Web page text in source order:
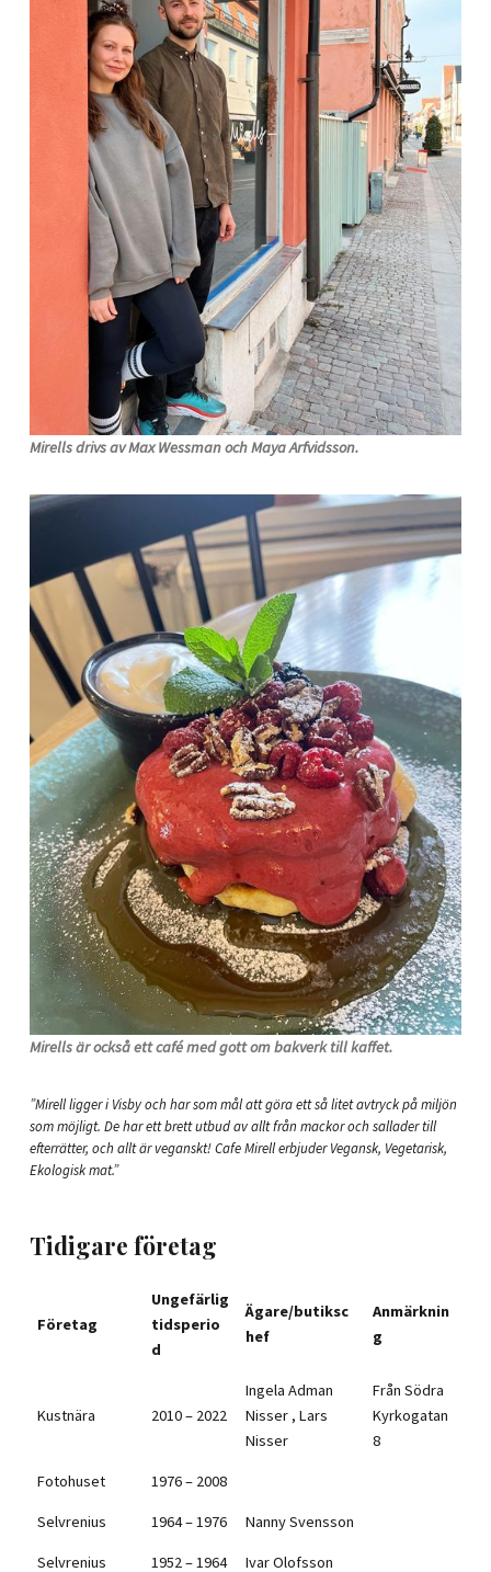
Mirells drivs av Max Wessman och Maya Arfvidsson.
Mirells är också ett café med gott om bakverk till kaffet.
”Mirell ligger i Visby och har som mål att göra ett så litet avtryck på miljön
som möjligt. De har ett brett utbud av allt från mackor och sallader till
efterrätter, och allt är veganskt! Cafe Mirell erbjuder Vegansk, Vegetarisk,
Ekologisk mat.”
Tidigare företag
Företag
Ungefärlig
tidsperio
d
Ägare/butiksc
hef
Anmärknin
g
Kustnära 2010 – 2022
Ingela Adman
Nisser , Lars
Nisser
Från Södra
Kyrkogatan
8
Fotohuset 1976 – 2008
Selvrenius 1964 – 1976 Nanny Svensson
Selvrenius 1952 – 1964 Ivar Olofsson